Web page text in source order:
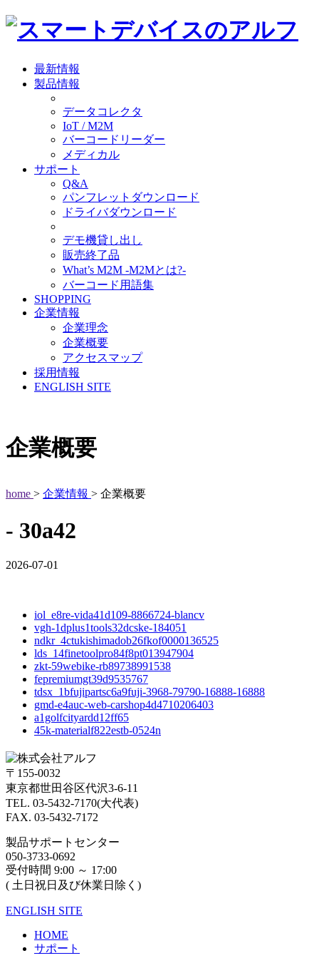
最新情報
製品情報
データコレクタ
IoT / M2M
バーコードリーダー
メディカル
サポート
Q&A
パンフレットダウンロード
ドライバダウンロード
デモ機貸し出し
販売終了品
What’s M2M -M2Mとは?-
バーコード用語集
SHOPPING
企業情報
企業理念
企業概要
アクセスマップ
採用情報
ENGLISH SITE
企業概要
home > 企業情報 > 企業概要
- 30a42
2026-07-01
iol_e8re-vida41d109-8866724-blancv
vgh-1dplus1tools32dcske-184051
ndkr_4ctukishimadob26fkof0000136525
lds_14finetoolpro84f8pt013947904
zkt-59webike-rb89738991538
fepremiumgt39d9535767
tdsx_1bfujipartsc6a9fuji-3968-79790-16888-16888
gmd-e4auc-web-carshop4d4710206403
a1golfcityardd12ff65
45k-materialf822estb-0524n
〒155-0032
東京都世田谷区代沢3-6-11
TEL. 03-5432-7170(大代表)
FAX. 03-5432-7172
製品サポートセンター
050-3733-0692
受付時間 9:00 ～ 17:00
( 土日祝日及び休業日除く)
ENGLISH SITE
HOME
サポート